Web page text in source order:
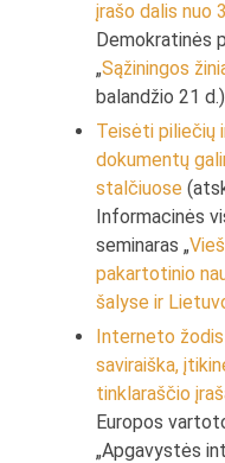
įrašo dalis nuo
Demokratinės
„Sąžiningos
balandžio 21 d.)
Teisėti piliečių
dokumentų
stalčiuose
Informacinės
seminaras „
pakartotinio
šalyse ir
Interneto
saviraiška,
tinklaraščio
Europos
„Apgavystės